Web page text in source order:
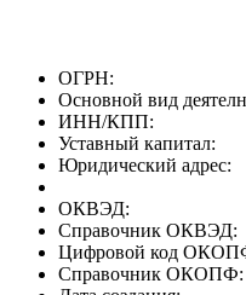
ОГРН:
Основной вид
ИНН/КПП:
Уставный капитал:
Юридический адрес:
ОКВЭД:
Справочник ОКВЭД:
Цифровой код
Справочник ОКОПФ: